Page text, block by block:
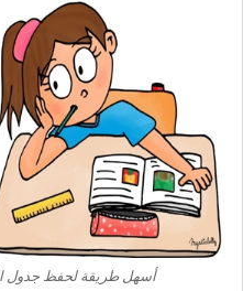
أسهل طريقة لحفظ جدول